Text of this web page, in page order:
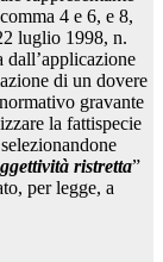
4 e 6, e 8,
luglio 1998, n.
dall’applicazione
di un dovere
gravante
la fattispecie
ristretta”
per legge, a